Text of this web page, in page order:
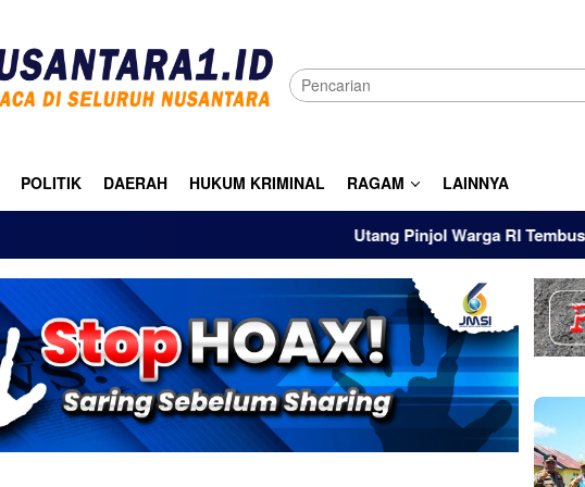
POLITIK DAERAH HUKUM KRIMINAL RAGAM LAINNYA
Utang Pinjol Warga RI Tembus Rp105